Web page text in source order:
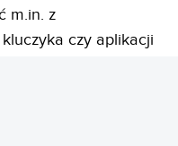
m.in. z
czy aplikacji